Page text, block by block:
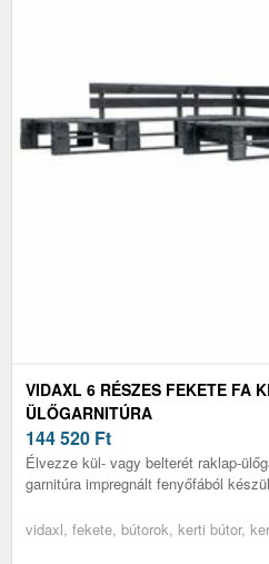
VIDAXL 6 RÉSZES FEKETE FA
ÜLŐGARNITÚRA
144 520 Ft
Élvezze kül- vagy belterét raklap-
garnitúra impregnált fenyőfából
vidaxl, fekete, bútorok, kerti bútor,